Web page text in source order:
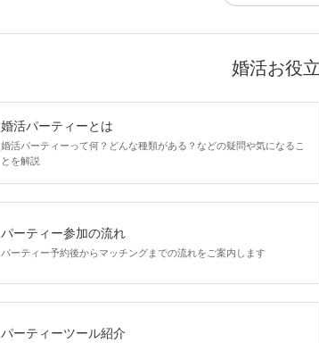
婚活お役
婚活パーティーとは
婚活パーティーって何？どんな種類がある？などの疑問や気になるこ
とを解説
パーティー参加の流れ
パーティー予約後からマッチングまでの流れをご案内します
パーティーツール紹介